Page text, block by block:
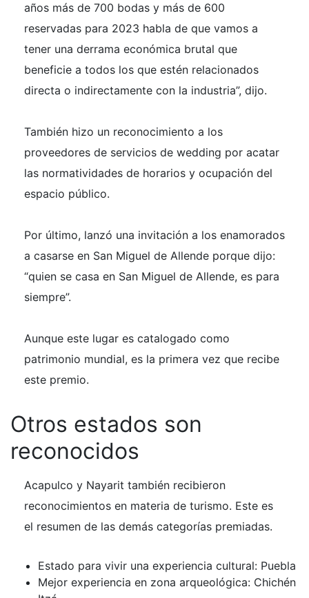
años más de 700 bodas y más de 600
reservadas para 2023 habla de que vamos a
tener una derrama económica brutal que
beneficie a todos los que estén relacionados
directa o indirectamente con la industria”, dijo.
También hizo un reconocimiento a los
proveedores de servicios de wedding por acatar
las normatividades de horarios y ocupación del
espacio público.
Por último, lanzó una invitación a los enamorados
a casarse en San Miguel de Allende porque dijo:
“quien se casa en San Miguel de Allende, es para
siempre”.
Aunque este lugar es catalogado como
patrimonio mundial, es la primera vez que recibe
este premio.
Otros estados son
reconocidos
Acapulco y Nayarit también recibieron
reconocimientos en materia de turismo. Este es
el resumen de las demás categorías premiadas.
Estado para vivir una experiencia cultural: Puebla
Mejor experiencia en zona arqueológica: Chichén